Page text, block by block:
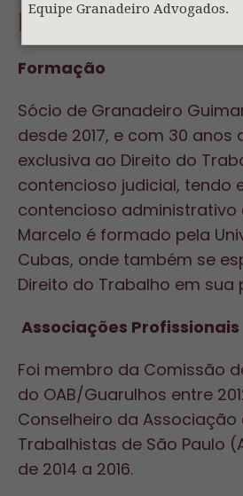
Equipe Granadeiro Advogados.
Marcelo Martins
Formação
Sócio de Granadeiro
desde 2017, e com 30
exclusiva ao Direito do
contencioso judicial, tendo
contencioso administrativo
Marcelo é formado pela
Cubas, onde também se
Direito do Trabalho em
Associações Profissionais
Foi membro da Comissão
do OAB/Guarulhos entre
Conselheiro da
Trabalhistas de São Paulo
de 2014 a 2016.